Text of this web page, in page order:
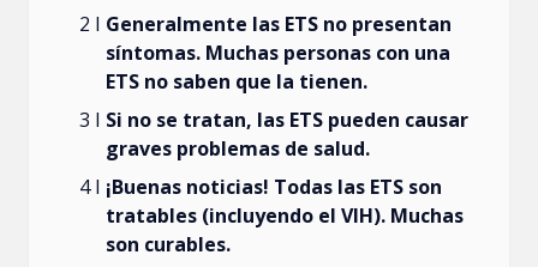
Generalmente las ETS no presentan
síntomas. Muchas personas con una
ETS no saben que la tienen.
Si no se tratan, las ETS pueden causar
graves problemas de salud.
¡Buenas noticias! Todas las ETS son
tratables (incluyendo el VIH). Muchas
son curables.